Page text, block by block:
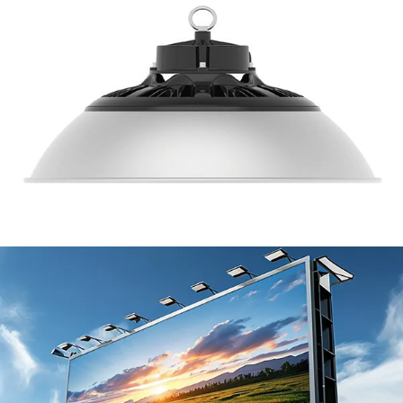
Aluminiumblätter für Werbung bieten eine
hervorragende Kombination aus Haltbarkeit,
ästhetischer Anreiz, und Vielseitigkeit. Ihr hohes
Reflexionsvermögen, Wetterbeständigkeit, und
Fähigkeit, in verschiedene Formen geformt zu
Außenanwendungen.